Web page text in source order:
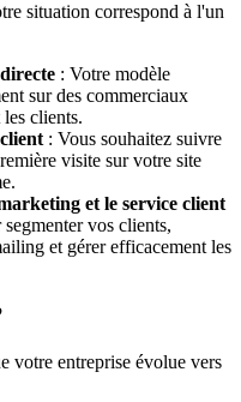
situation correspond à l'un
: Votre modèle
sur des commerciaux
clients.
: Vous souhaitez suivre
visite sur votre site
et le service client
vos clients,
et gérer efficacement les
votre entreprise évolue vers